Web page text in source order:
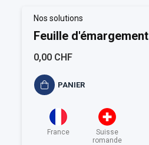
Nos solutions
Feuille d'émargement
0,00 CHF
PANIER
France
Suisse
romande